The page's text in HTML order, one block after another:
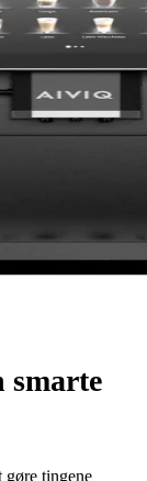
tingene